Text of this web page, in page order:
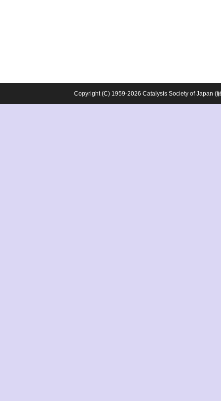
Copyright (C) 1959-2026 Catalysis Society of Japan (